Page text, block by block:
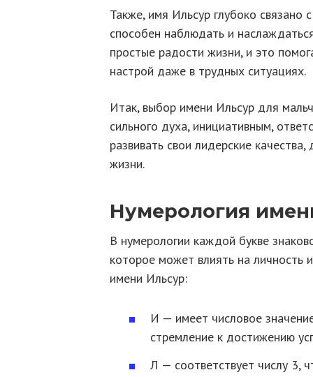
Также, имя Ильсур глубоко связано
способен наблюдать и
простые радости жизни, и это
настрой даже в трудных ситуациях.
Итак, выбор имени Ильсур для
сильного духа, инициативным,
развивать свои лидерские
жизни.
Нумерология
В нумерологии каждой букве
которое может влиять на личность
имени Ильсур:
И — имеет числовое
стремление к достижению
Л — соответствует числу 3,